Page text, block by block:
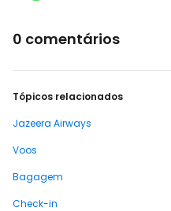
0 comentários
Tópicos relacionados
Jazeera Airways
Voos
Bagagem
Check-in